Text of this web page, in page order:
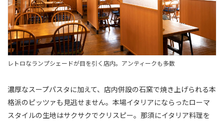
レトロなランプシェードが目を引く店内。アンティークも多数
濃厚なスープパスタに加えて、店内併設の石窯で焼き上げられる本
格派のピッツァも見逃せません。本場イタリアにならったローマ
スタイルの生地はサクサクでクリスピー。那須にイタリア料理を